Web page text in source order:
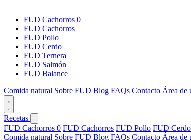
FUD Cachorros 0
FUD Cachorros
FUD Pollo
FUD Cerdo
FUD Ternera
FUD Salmón
FUD Balance
Comida natural Sobre FUD Blog FAQs Contacto Área de
Recetas
FUD Cachorros 0 FUD Cachorros FUD Pollo FUD Cerdo
Comida natural Sobre FUD Blog FAQs Contacto Área de